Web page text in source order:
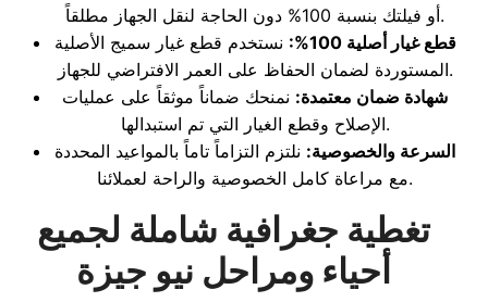
أو فيلتك بنسبة 100% دون الحاجة لنقل الجهاز مطلقاً.
قطع غيار أصلية 100%:
نستخدم قطع غيار سميج الأصلية
المستوردة لضمان الحفاظ على العمر الافتراضي للجهاز.
شهادة ضمان معتمدة: نمنحك ضماناً موثقاً على عمليات
الإصلاح وقطع الغيار التي تم استبدالها.
السرعة والخصوصية: نلتزم التزاماً تاماً بالمواعيد المحددة
مع مراعاة كامل الخصوصية والراحة لعملائنا.
تغطية جغرافية شاملة لجميع
أحياء ومراحل نيو جيزة